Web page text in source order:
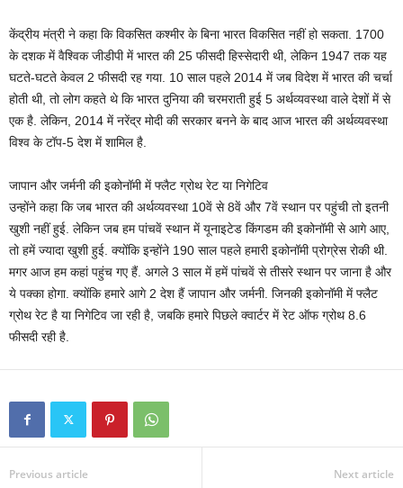
केंद्रीय मंत्री ने कहा कि विकसित कश्मीर के बिना भारत विकसित नहीं हो सकता. 1700
के दशक में वैश्विक जीडीपी में भारत की 25 फीसदी हिस्सेदारी थी, लेकिन 1947 तक यह
घटते-घटते केवल 2 फीसदी रह गया. 10 साल पहले 2014 में जब विदेश में भारत की चर्चा
होती थी, तो लोग कहते थे कि भारत दुनिया की चरमराती हुई 5 अर्थव्यवस्था वाले देशों में से
एक है. लेकिन, 2014 में नरेंद्र मोदी की सरकार बनने के बाद आज भारत की अर्थव्यवस्था
विश्व के टॉप-5 देश में शामिल है.
जापान और जर्मनी की इकोनॉमी में फ्लैट ग्रोथ रेट या निगेटिव
उन्होंने कहा कि जब भारत की अर्थव्यवस्था 10वें से 8वें और 7वें स्थान पर पहुंची तो इतनी
खुशी नहीं हुई. लेकिन जब हम पांचवें स्थान में यूनाइटेड किंगडम की इकोनॉमी से आगे आए,
तो हमें ज्यादा खुशी हुई. क्योंकि इन्होंने 190 साल पहले हमारी इकोनॉमी प्रोग्रेस रोकी थी.
मगर आज हम कहां पहुंच गए हैं. अगले 3 साल में हमें पांचवें से तीसरे स्थान पर जाना है और
ये पक्का होगा. क्योंकि हमारे आगे 2 देश हैं जापान और जर्मनी. जिनकी इकोनॉमी में फ्लैट
ग्रोथ रेट है या निगेटिव जा रही है, जबकि हमारे पिछले क्वार्टर में रेट ऑफ ग्रोथ 8.6
फीसदी रही है.
Previous article Next article